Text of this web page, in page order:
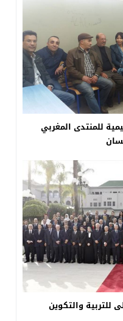
للمنتدى المغربي
للتربية والتكوين